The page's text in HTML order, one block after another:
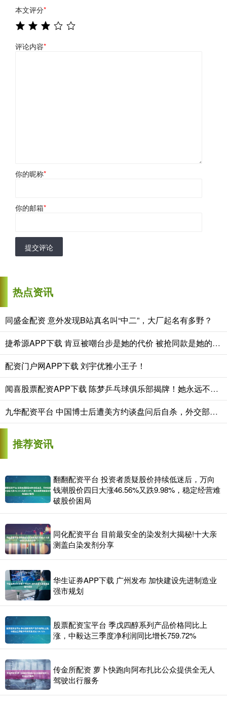
本文评分*
评论内容*
你的昵称*
你的邮箱*
提交评论
热点资讯
同盛金配资 意外发现B站真名叫“中二”，大厂起名有多野？
捷希源APP下载 肯豆被嘲台步是她的代价 被抢同款是她的神话
配资门户网APP下载 刘宇优雅小王子！
闻喜股票配资APP下载 陈梦乒乓球俱乐部揭牌！她永远不离开乒乓球，32岁仍未婚单身
九华配资平台 中国博士后遭美方约谈盘问后自杀，外交部回应
推荐资讯
翻翻配资平台 投资者质疑股价持续低迷后，万向
钱潮股价四日大涨46.56%又跌9.98%，稳定经营难
破股价困局
同化配资平台 目前最安全的染发剂大揭秘!十大亲
测盖白染发剂分享
华生证券APP下载 广州发布 加快建设先进制造业
强市规划
股票配资宝平台 季戊四醇系列产品价格同比上
涨，中毅达三季度净利润同比增长759.72%
传金所配资 萝卜快跑向阿布扎比公众提供全无人
驾驶出行服务